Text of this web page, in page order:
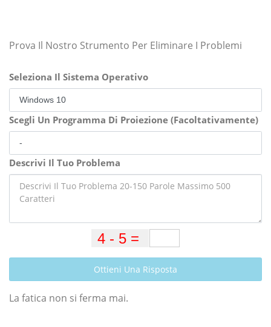
Prova Il Nostro Strumento Per Eliminare I Problemi
Seleziona Il Sistema Operativo
Scegli Un Programma Di Proiezione (Facoltativamente)
Descrivi Il Tuo Problema
Ottieni Una Risposta
La fatica non si ferma mai.